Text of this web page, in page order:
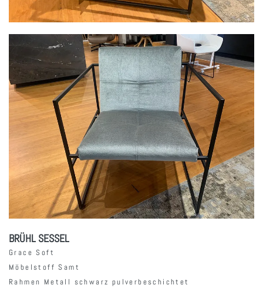
BRÜHL SESSEL
Grace Soft
Möbelstoff Samt
Rahmen Metall schwarz pulverbeschichtet